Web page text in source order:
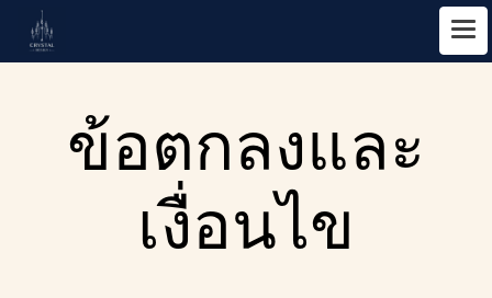
ข้อตกลงและ
เงื่อนไข